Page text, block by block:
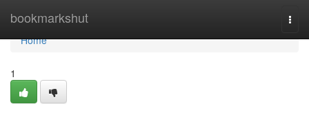
bookmarkshut
Home
Home
1